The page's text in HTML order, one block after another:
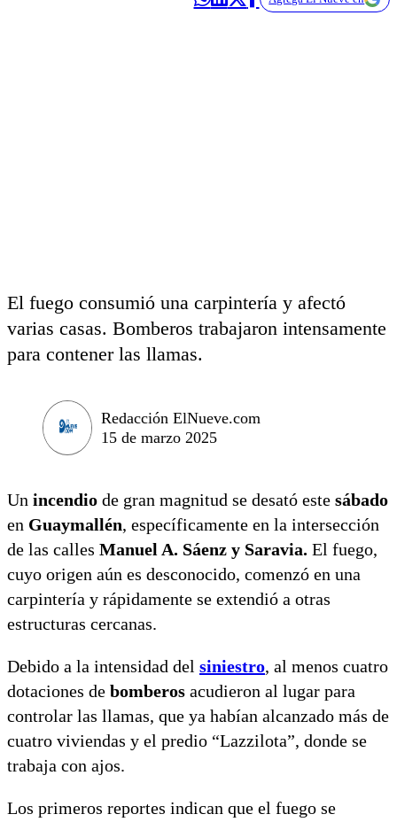
El fuego consumió una carpintería y afectó
varias casas. Bomberos trabajaron intensamente
para contener las llamas.
Redacción ElNueve.com
15 de marzo 2025
Un incendio de gran magnitud se desató este sábado
en Guaymallén, específicamente en la intersección
de las calles Manuel A. Sáenz y Saravia. El fuego,
cuyo origen aún es desconocido, comenzó en una
carpintería y rápidamente se extendió a otras
estructuras cercanas.
Debido a la intensidad del siniestro, al menos cuatro
dotaciones de bomberos acudieron al lugar para
controlar las llamas, que ya habían alcanzado más de
cuatro viviendas y el predio “Lazzilota”, donde se
trabaja con ajos.
Los primeros reportes indican que el fuego se